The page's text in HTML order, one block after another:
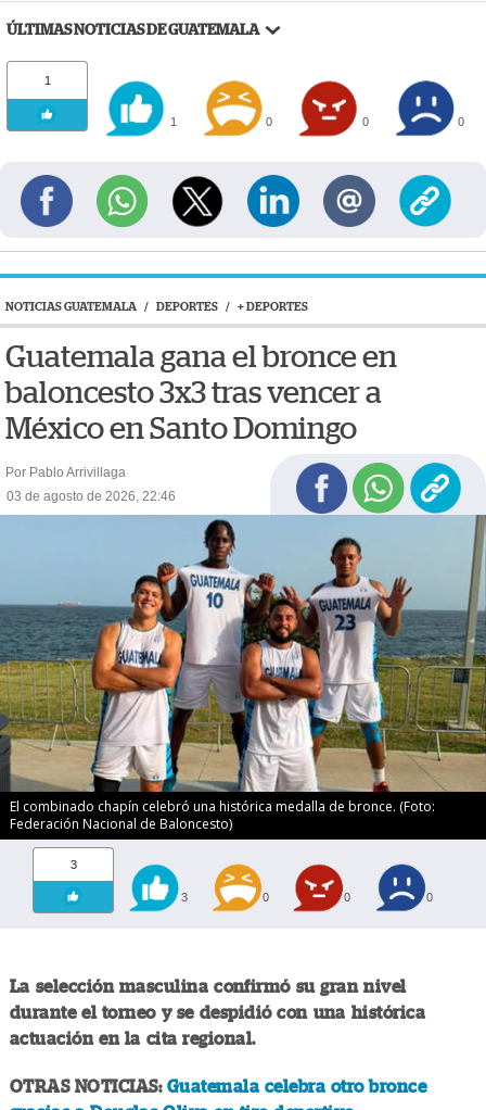
ÚLTIMAS NOTICIAS DE GUATEMALA
1
1 0 0 0
NOTICIAS GUATEMALA / DEPORTES / + DEPORTES
Guatemala gana el bronce en
baloncesto 3x3 tras vencer a
México en Santo Domingo
Por Pablo Arrivillaga
03 de agosto de 2026, 22:46
El combinado chapín celebró una histórica medalla de bronce. (Foto:
Federación Nacional de Baloncesto)
3
3 0 0 0
La selección masculina confirmó su gran nivel
durante el torneo y se despidió con una histórica
actuación en la cita regional.
OTRAS NOTICIAS: Guatemala celebra otro bronce